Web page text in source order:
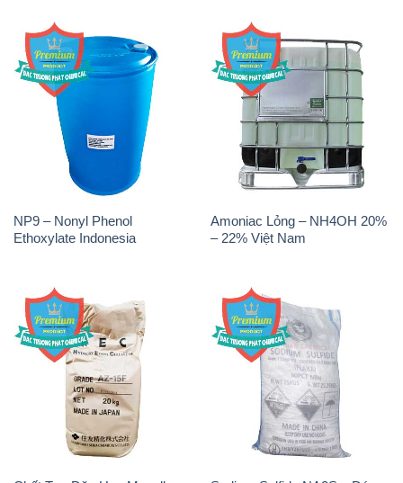
NP9 – Nonyl Phenol
Ethoxylate Indonesia
Amoniac Lỏng – NH4OH 20%
– 22% Việt Nam